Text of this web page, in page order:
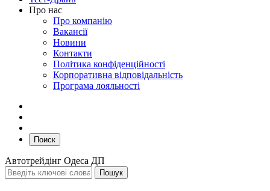
Про нас
Про компанію
Вакансії
Новини
Контакти
Політика конфіденційності
Корпоративна відповідальність
Програма лояльності
Поиск
Автотрейдінг Одеса ДП